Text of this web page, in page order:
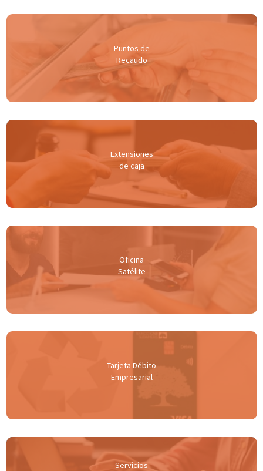
Puntos de
Recaudo
Extensiones
de caja
Oficina
Satélite
Tarjeta Débito
Empresarial
Servicios